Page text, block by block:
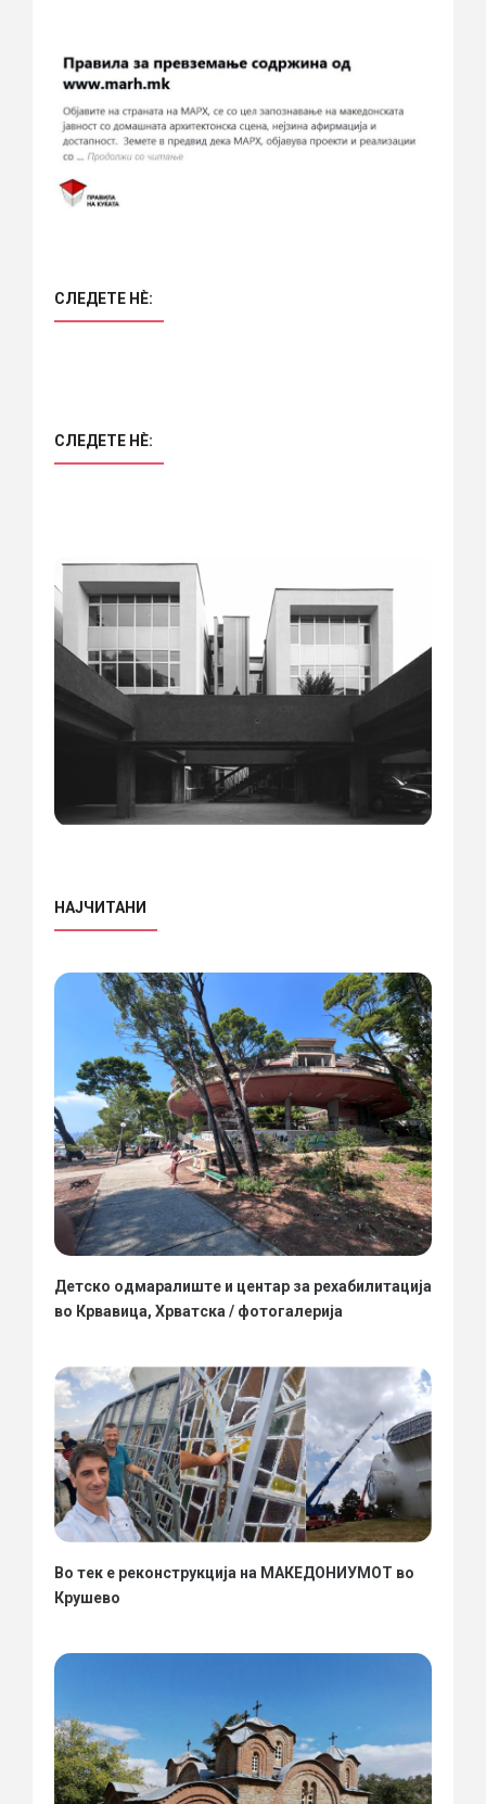
СЛЕДЕТЕ НÈ:
СЛЕДЕТЕ НÈ:
НАЈЧИТАНИ
Детско одмаралиште и центар за рехабилитација
во Крвавица, Хрватска / фотогалерија
Во тек е реконструкција на МАКЕДОНИУМОТ во
Крушево